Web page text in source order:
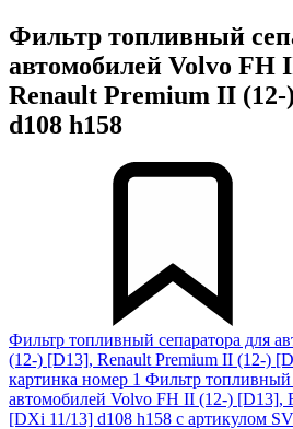
Фильтр топливный
автомобилей Volvo FH
Renault Premium II (12-
d108 h158
Фильтр топливный сепаратора для
(12-) [D13], Renault Premium II (12-)
картинка номер 1 Фильтр топливный
автомобилей Volvo FH II (12-) [D13],
[DXi 11/13] d108 h158 с артикулом